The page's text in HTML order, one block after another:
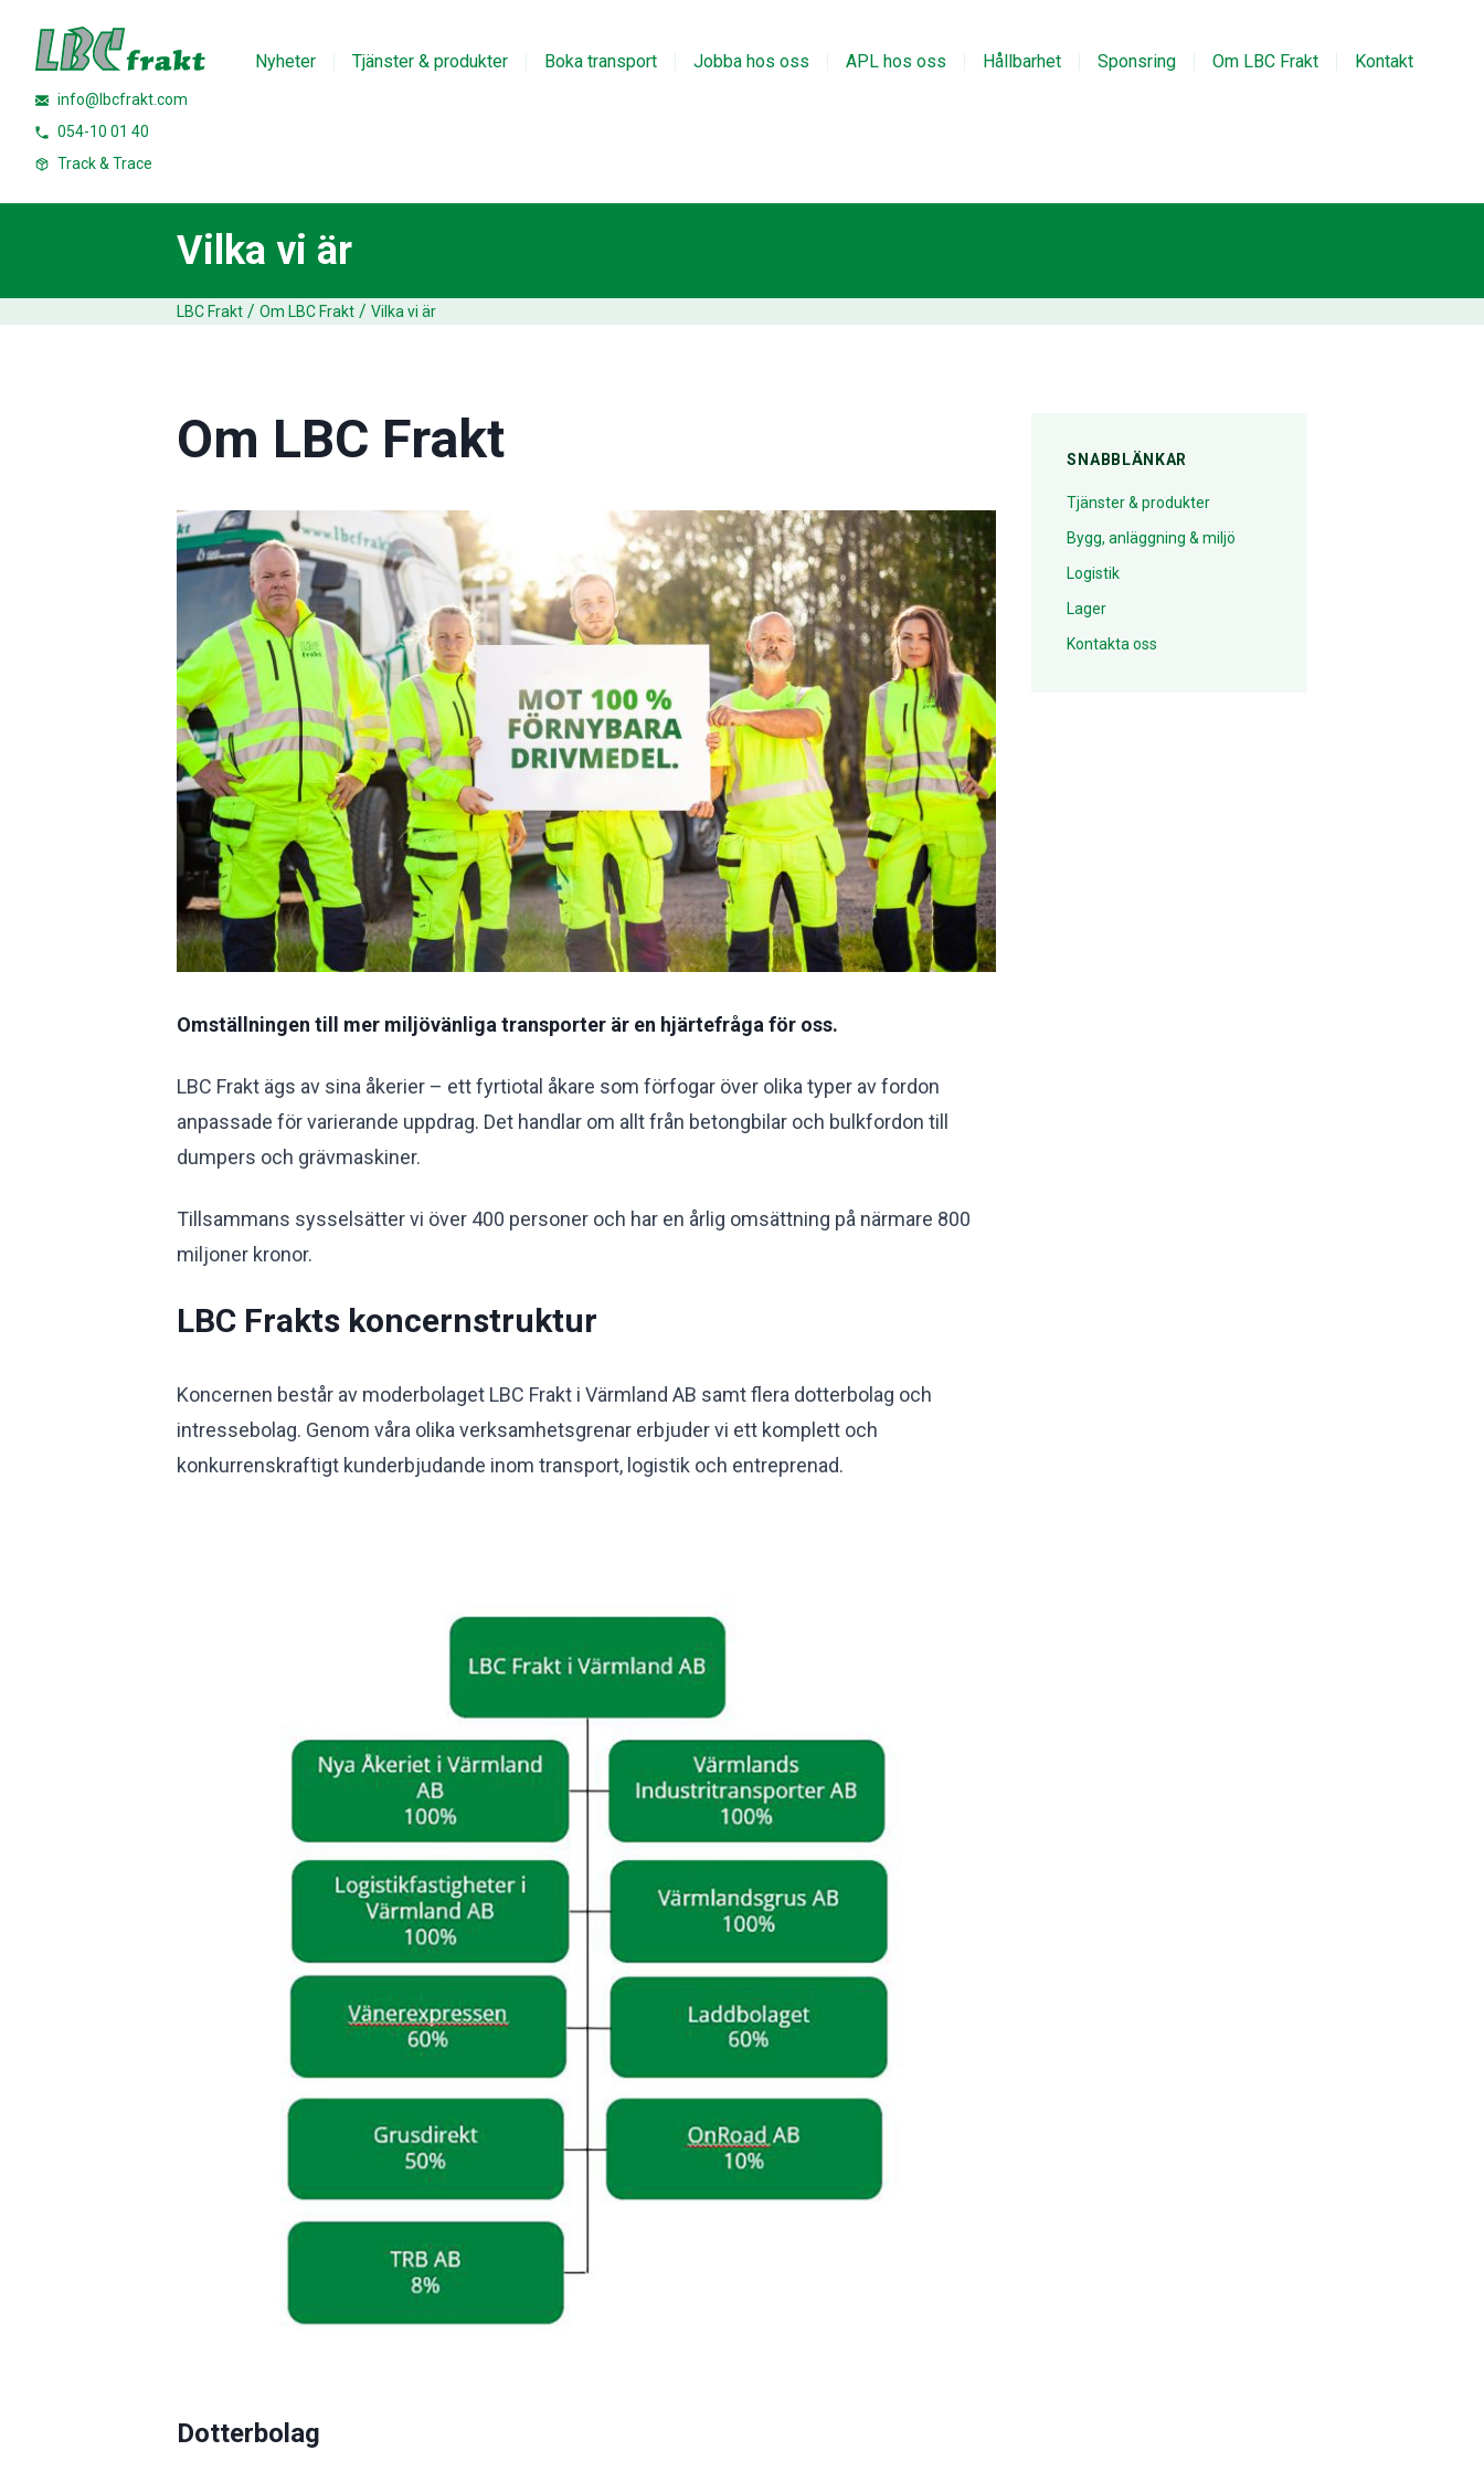
Nyheter Tjänster & produkter Boka transport Jobba hos oss APL hos oss Hållbarhet Sponsring Om LBC Frakt Kontakt
info@lbcfrakt.com
054-10 01 40
Track & Trace
Vilka vi är
LBC Frakt / Om LBC Frakt / Vilka vi är
Om LBC Frakt
Omställningen till mer miljövänliga transporter är en hjärtefråga för oss.
LBC Frakt ägs av sina åkerier – ett fyrtiotal åkare som förfogar över olika typer av fordon
anpassade för varierande uppdrag. Det handlar om allt från betongbilar och bulkfordon till
dumpers och grävmaskiner.
Tillsammans sysselsätter vi över 400 personer och har en årlig omsättning på närmare 800
miljoner kronor.
LBC Frakts koncernstruktur
Koncernen består av moderbolaget LBC Frakt i Värmland AB samt flera dotterbolag och
intressebolag. Genom våra olika verksamhetsgrenar erbjuder vi ett komplett och
konkurrenskraftigt kunderbjudande inom transport, logistik och entreprenad.
Dotterbolag
SNABBLÄNKAR
Tjänster & produkter
Bygg, anläggning & miljö
Logistik
Lager
Kontakta oss